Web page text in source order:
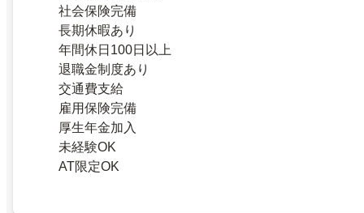
社会保険完備
長期休暇あり
年間休日100日以上
退職金制度あり
交通費支給
雇用保険完備
厚生年金加入
未経験OK
AT限定OK